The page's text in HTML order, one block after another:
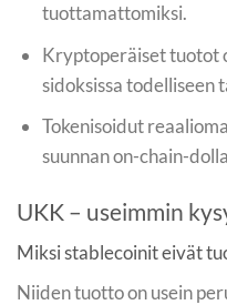
tuottamattomiksi.
Kryptoperäiset tuotot
sidoksissa todelliseen
Tokenisoidut
suunnan on-chain-
UKK – useimmin
Miksi stablecoinit eivät
Niiden tuotto on usein